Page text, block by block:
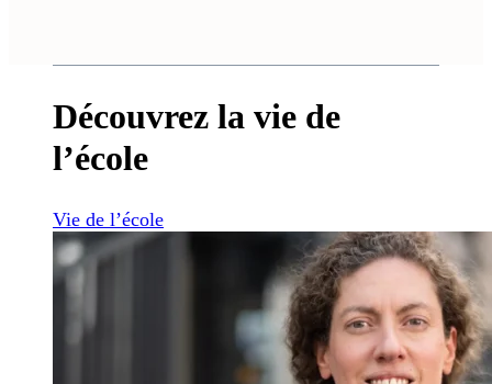
Découvrez la vie de
l’école
Vie de l’école